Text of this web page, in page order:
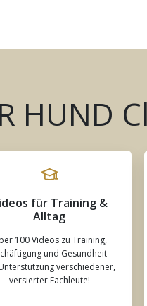
HUND
für Training &
Alltag
100 Videos zu Training,
und Gesundheit –
verschiedener,
versierter Fachleute!